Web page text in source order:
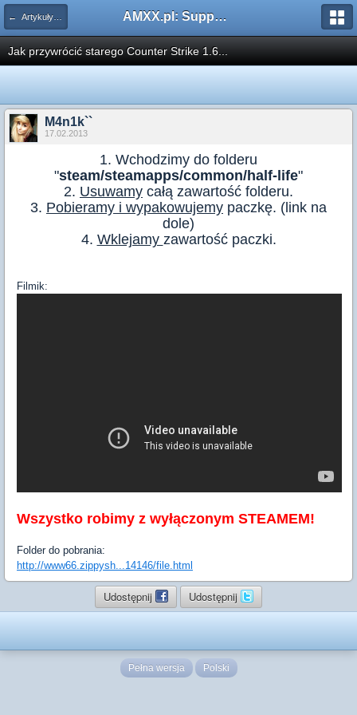
← Artykuły i Instrukcje AMXX.pl: Support AMX Mod X i SourceMod
Jak przywrócić starego Counter Strike 1.6...
M4n1k``
17.02.2013
1. Wchodzimy do folderu
"steam/steamapps/common/half-life"
2. Usuwamy całą zawartość folderu.
3. Pobieramy i wypakowujemy paczkę. (link na
dole)
4. Wklejamy zawartość paczki.
Filmik:
Wszystko robimy z wyłączonym STEAMEM!
Folder do pobrania:
http://www66.zippysh...14146/file.html
Udostępnij Udostępnij
Pełna wersja Polski